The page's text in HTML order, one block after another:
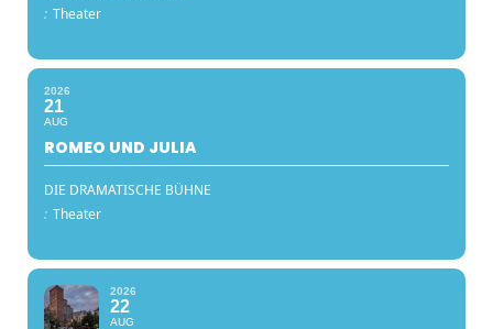
: Theater
2026
21
AUG
ROMEO UND JULIA
DIE DRAMATISCHE BÜHNE
: Theater
2026
22
AUG